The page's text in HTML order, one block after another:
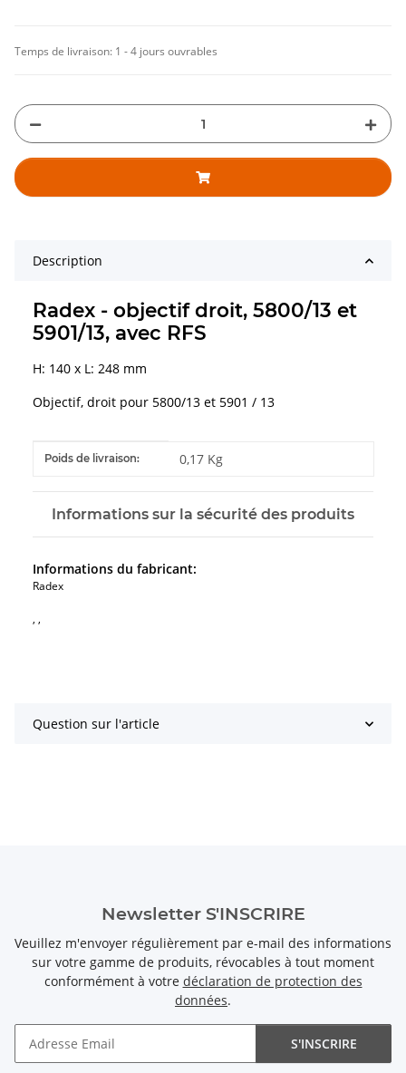
Temps de livraison: 1 - 4 jours ouvrables
Description
Radex - objectif droit, 5800/13 et
5901/13, avec RFS
H: 140 x L: 248 mm
Objectif, droit pour 5800/13 et 5901 / 13
#productDetails.itemInformation#
#productDetails.itemValue#
Poids de livraison: 0,17 Kg
Informations sur la sécurité des produits
Informations du fabricant:
Radex
, ,
Question sur l'article
Newsletter S'INSCRIRE
Veuillez m'envoyer régulièrement par e-mail des informations
sur votre gamme de produits, révocables à tout moment
conformément à votre déclaration de protection des
données.
S'INSCRIRE